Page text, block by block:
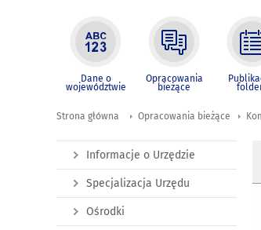
Dane o
województwie
Opracowania
bieżące
Strona główna Opracowania bieżące
Informacje o Urzędzie
Specjalizacja Urzędu
Ośrodki